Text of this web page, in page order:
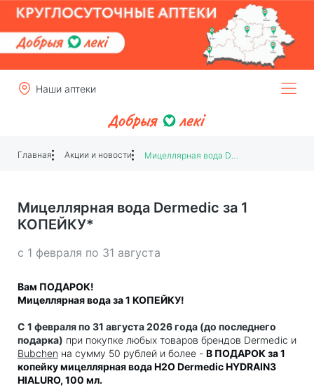
Наши аптеки
Главная Акции и новости Мицеллярная вода Dermedic за 1 КОПЕЙКУ*
Мицеллярная вода Dermedic за 1
КОПЕЙКУ*
с 1 февраля по 31 августа
Вам ПОДАРОК!
Мицеллярная вода за 1 КОПЕЙКУ!
С 1 февраля по 31 августа 2026 года (до последнего
подарка) при покупке любых товаров брендов Dermedic и
Bubchen на сумму 50 рублей и более - В ПОДАРОК за 1
копейку мицеллярная вода H2O Dermedic HYDRAIN3
HIALURO, 100 мл.